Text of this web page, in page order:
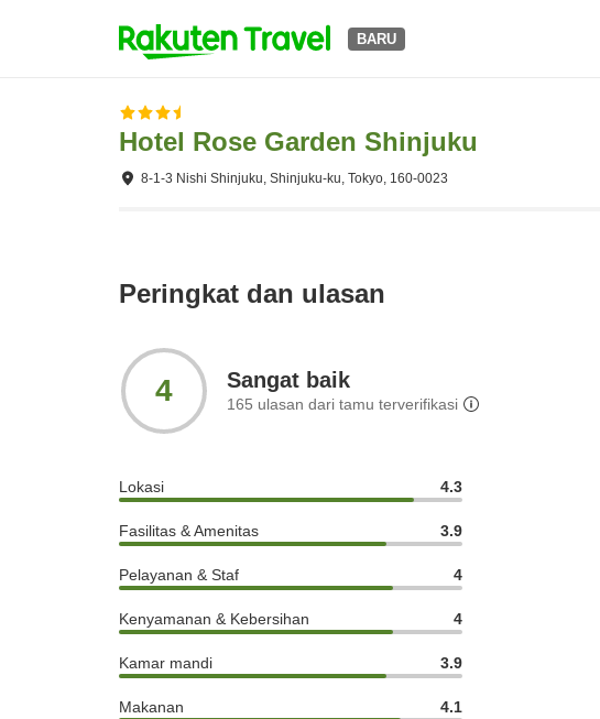
BARU
Hotel Rose Garden Shinjuku
8-1-3 Nishi Shinjuku, Shinjuku-ku, Tokyo, 160-0023
Peringkat dan ulasan
4 Sangat baik
165 ulasan dari tamu terverifikasi
Lokasi 4.3
Fasilitas & Amenitas 3.9
Pelayanan & Staf 4
Kenyamanan & Kebersihan 4
Kamar mandi 3.9
Makanan 4.1